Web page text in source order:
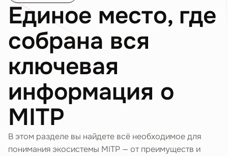
Единое место, где
собрана вся
ключевая
информация о
MITP
В этом разделе вы найдете всё необходимое для
понимания экосистемы MITP — от преимуществ и